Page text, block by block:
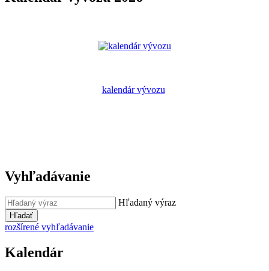
kalendár vývozu
Vyhľadávanie
Hľadaný výraz
Hľadať
rozšírené vyhľadávanie
Kalendár